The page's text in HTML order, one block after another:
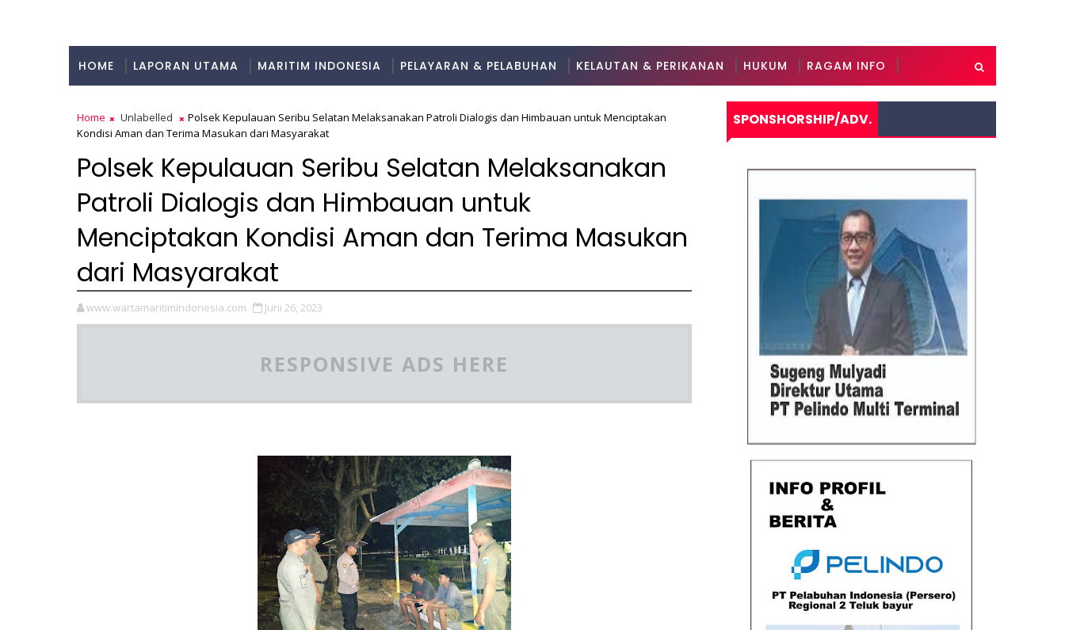
HOME LAPORAN UTAMA MARITIM INDONESIA PELAYARAN & PELABUHAN KELAUTAN & PERIKANAN HUKUM RAGAM INFO
Home Unlabelled
Polsek Kepulauan Seribu Selatan Melaksanakan Patroli Dialogis dan Himbauan untuk Menciptakan
Kondisi Aman dan Terima Masukan dari Masyarakat
Polsek Kepulauan Seribu Selatan Melaksanakan
Patroli Dialogis dan Himbauan untuk
Menciptakan Kondisi Aman dan Terima Masukan
dari Masyarakat
www.wartamaritimindonesia.com Juni 26, 2023
RESPONSIVE ADS HERE
SPONSHORSHIP/ADV.